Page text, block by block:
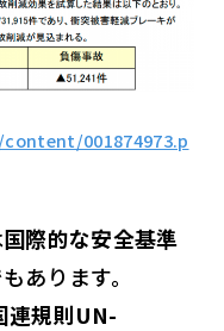
001874973.p
国際的な安全基準
あります。
連規則UN-